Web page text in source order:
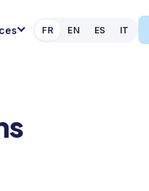
FR EN ES IT